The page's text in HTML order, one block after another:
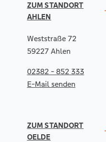
ZUM STANDORT
AHLEN
Weststraße 72
59227 Ahlen
02382 - 852 333
E-Mail senden
ZUM STANDORT
OELDE